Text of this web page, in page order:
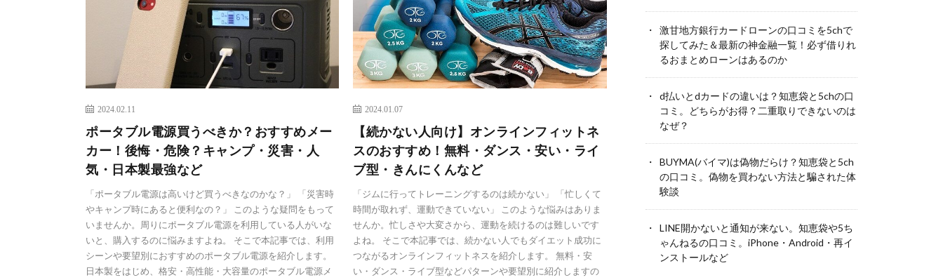
2024.02.11
ポータブル電源買うべきか？おすすめメー
カー！後悔・危険？キャンプ・災害・人
気・日本製最強など
「ポータブル電源は高いけど買うべきなのかな？」 「災害時
やキャンプ時にあると便利なの？」 このような疑問をもって
いませんか。周りにポータブル電源を利用している人がいな
いと、購入するのに悩みますよね。 そこで本記事では、利用
シーンや要望別におすすめのポータブル電源を紹介します。
日本製をはじめ、格安・高性能・大容量のポータブル電源メ
2024.01.07
【続かない人向け】オンラインフィットネ
スのおすすめ！無料・ダンス・安い・ライ
ブ型・きんにくんなど
「ジムに行ってトレーニングするのは続かない」 「忙しくて
時間が取れず、運動できていない」 このような悩みはありま
せんか。忙しさや大変さから、運動を続けるのは難しいです
よね。 そこで本記事では、続かない人でもダイエット成功に
つながるオンラインフィットネスを紹介します。 無料・安
い・ダンス・ライブ型などパターンや要望別に紹介しますの
激甘地方銀行カードローンの口コミを5chで
探してみた＆最新の神金融一覧！必ず借りれ
るおまとめローンはあるのか
d払いとdカードの違いは？知恵袋と5chの口
コミ。どちらがお得？二重取りできないのは
なぜ？
BUYMA(バイマ)は偽物だらけ？知恵袋と5ch
の口コミ。偽物を買わない方法と騙された体
験談
LINE開かないと通知が来ない。知恵袋や5ち
ゃんねるの口コミ。iPhone・Android・再イ
ンストールなど